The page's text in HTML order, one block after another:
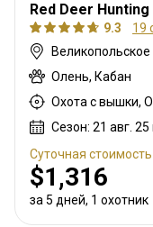
Red Deer
9.3
19
Олень, Кабан
Сезон: 21 авг. 25
Суточная стоимость
$1,316
за 5 дней, 1 охотник